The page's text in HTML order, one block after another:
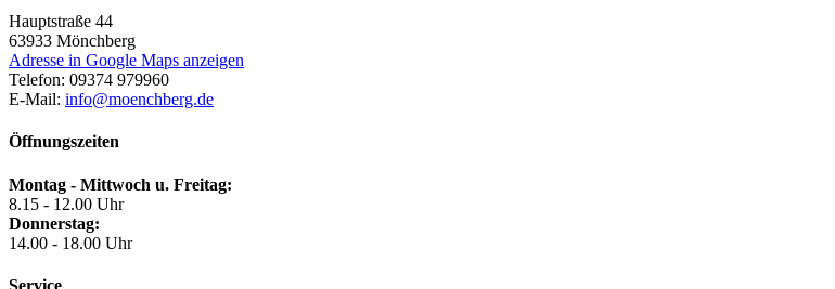
Hauptstraße 44
63933 Mönchberg
Adresse in Google Maps anzeigen
Telefon: 09374 979960
E-Mail: info@moenchberg.de
Öffnungszeiten
Montag - Mittwoch u. Freitag:
8.15 - 12.00 Uhr
Donnerstag:
14.00 - 18.00 Uhr
Service